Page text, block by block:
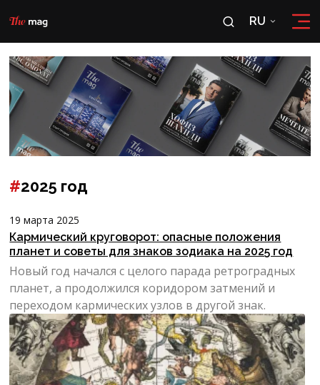
RU
RU
OʻZ
#2025 год
19 марта 2025
Кармический круговорот: опасные положения
планет и советы для знаков зодиака на 2025 год
Новый год начался с целого парада ретроградных
планет, а продолжился коридором затмений и
переходом кармических узлов в другой знак.